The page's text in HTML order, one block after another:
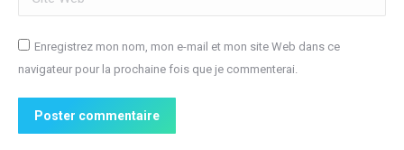
Enregistrez mon nom, mon e-mail et mon site Web dans ce
navigateur pour la prochaine fois que je commenterai.
Poster commentaire